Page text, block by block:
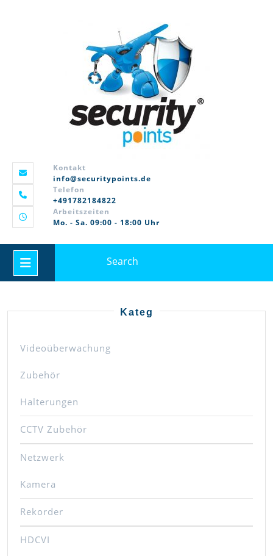
Kontakt
info@securitypoints.de
Telefon
+491782184822
Arbeitszeiten
Mo. - Sa. 09:00 - 18:00 Uhr
for:
Kateg
Videoüberwachung
Zubehör
Halterungen
CCTV Zubehör
Netzwerk
Kamera
Rekorder
HDCVI